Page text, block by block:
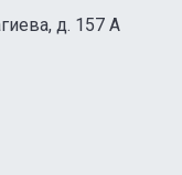
д. 157 А